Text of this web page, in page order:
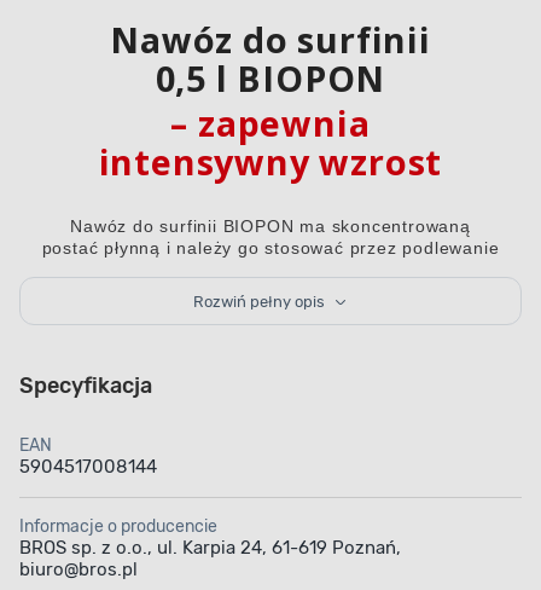
Nawóz do surfinii
0,5 l BIOPON
– zapewnia
intensywny wzrost
Nawóz do surfinii BIOPON ma skoncentrowaną
postać płynną i należy go stosować przez podlewanie
proporcje makroelementów nawóz mineralny
zapewnia optymalny wzrost roślin, a właściwa
Produkt w formie
Łatwo przyswajalny
Rozwiń pełny opis
Specyfikacja
EAN
5904517008144
Informacje o producencie
BROS sp. z o.o., ul. Karpia 24, 61-619 Poznań,
biuro@bros.pl